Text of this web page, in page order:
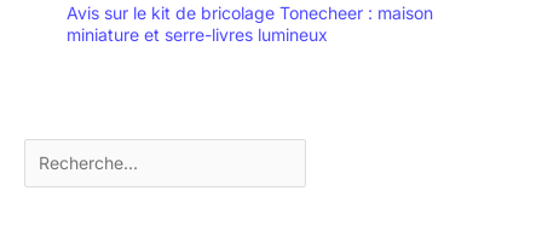
Avis sur le kit de bricolage Tonecheer : maison
miniature et serre-livres lumineux